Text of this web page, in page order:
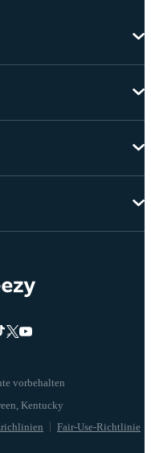
vorbehalten
Fair-Use-Richtlinie